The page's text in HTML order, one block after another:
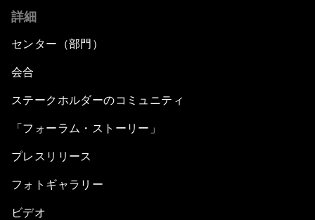
Meeting the Infrastructure Challenge
Future of Technology
Africa Economic Outlook
詳細
センター（部門）
会合
ステークホルダーのコミュニティ
「フォーラム・ストーリー」
プレスリリース
フォトギャラリー
ビデオ